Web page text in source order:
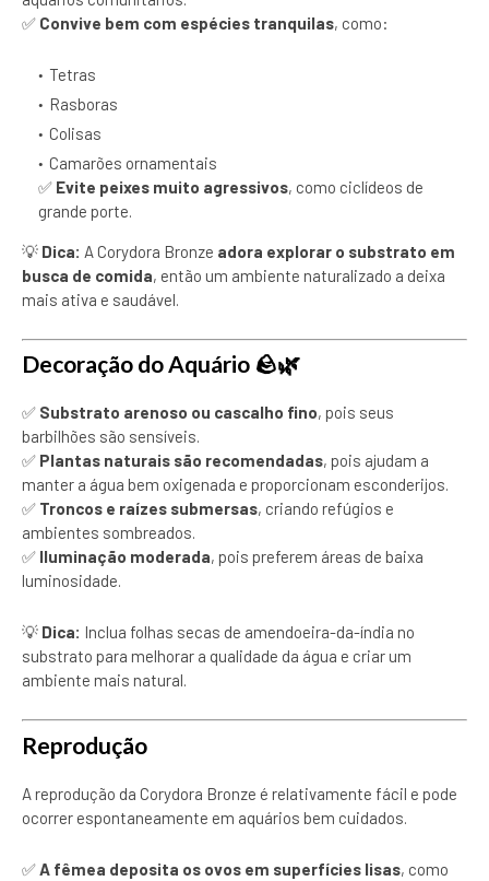
✅ Convive bem com espécies tranquilas, como:
Tetras
Rasboras
Colisas
Camarões ornamentais
✅ Evite peixes muito agressivos, como ciclídeos de
grande porte.
💡 Dica: A Corydora Bronze adora explorar o substrato em
busca de comida, então um ambiente naturalizado a deixa
mais ativa e saudável.
Decoração do Aquário 🪨🌿
✅ Substrato arenoso ou cascalho fino, pois seus
barbilhões são sensíveis.
✅ Plantas naturais são recomendadas, pois ajudam a
manter a água bem oxigenada e proporcionam esconderijos.
✅ Troncos e raízes submersas, criando refúgios e
ambientes sombreados.
✅ Iluminação moderada, pois preferem áreas de baixa
luminosidade.
💡 Dica: Inclua folhas secas de amendoeira-da-índia no
substrato para melhorar a qualidade da água e criar um
ambiente mais natural.
Reprodução
A reprodução da Corydora Bronze é relativamente fácil e pode
ocorrer espontaneamente em aquários bem cuidados.
✅ A fêmea deposita os ovos em superfícies lisas, como